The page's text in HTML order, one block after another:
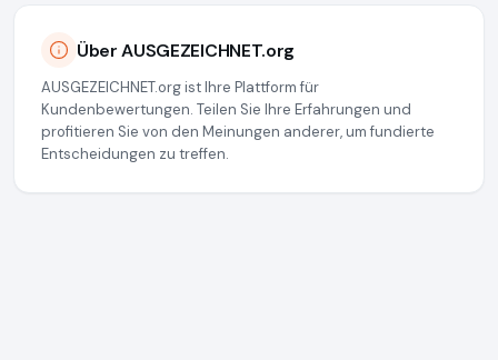
Über AUSGEZEICHNET.org
AUSGEZEICHNET.org ist Ihre Plattform für
Kundenbewertungen. Teilen Sie Ihre Erfahrungen und
profitieren Sie von den Meinungen anderer, um fundierte
Entscheidungen zu treffen.